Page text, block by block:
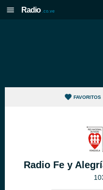
Radio .co.ve
FAVORITOS
Radio Fe y